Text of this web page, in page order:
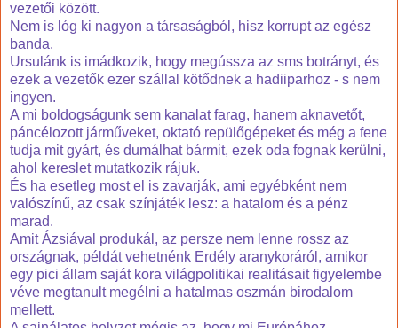
vezetői között.
Nem is lóg ki nagyon a társaságból, hisz korrupt az egész
banda.
Ursulánk is imádkozik, hogy megússza az sms botrányt, és
ezek a vezetők ezer szállal kötődnek a hadiiparhoz - s nem
ingyen.
A mi boldogságunk sem kanalat farag, hanem aknavetőt,
páncélozott járműveket, oktató repülőgépeket és még a fene
tudja mit gyárt, és dumálhat bármit, ezek oda fognak kerülni,
ahol kereslet mutatkozik rájuk.
És ha esetleg most el is zavarják, ami egyébként nem
valószínű, az csak színjáték lesz: a hatalom és a pénz
marad.
Amit Ázsiával produkál, az persze nem lenne rossz az
országnak, példát vehetnénk Erdély aranykoráról, amikor
egy pici állam saját kora világpolitikai realitásait figyelembe
véve megtanult megélni a hatalmas oszmán birodalom
mellett.